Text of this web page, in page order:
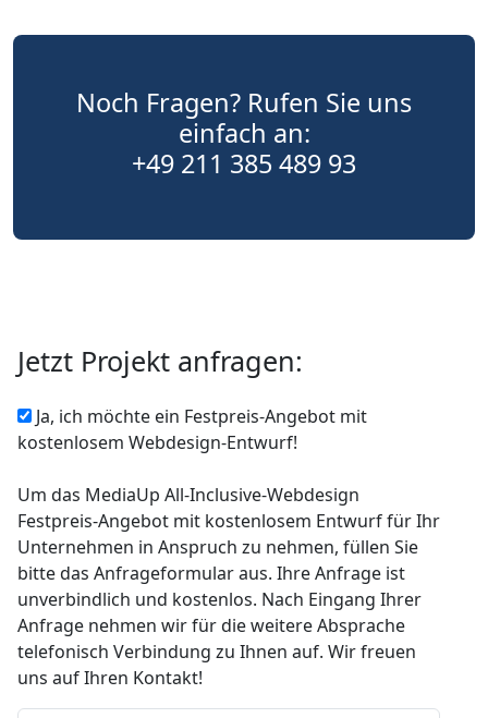
Noch Fragen? Rufen Sie uns
einfach an:
+49 211 385 489 93
Jetzt Projekt anfragen:
Ja, ich möchte ein Festpreis-Angebot mit
kostenlosem Webdesign-Entwurf!
Um das MediaUp All-Inclusive-Webdesign
Festpreis-Angebot mit kostenlosem Entwurf für Ihr
Unternehmen in Anspruch zu nehmen, füllen Sie
bitte das Anfrageformular aus. Ihre Anfrage ist
unverbindlich und kostenlos. Nach Eingang Ihrer
Anfrage nehmen wir für die weitere Absprache
telefonisch Verbindung zu Ihnen auf. Wir freuen
uns auf Ihren Kontakt!